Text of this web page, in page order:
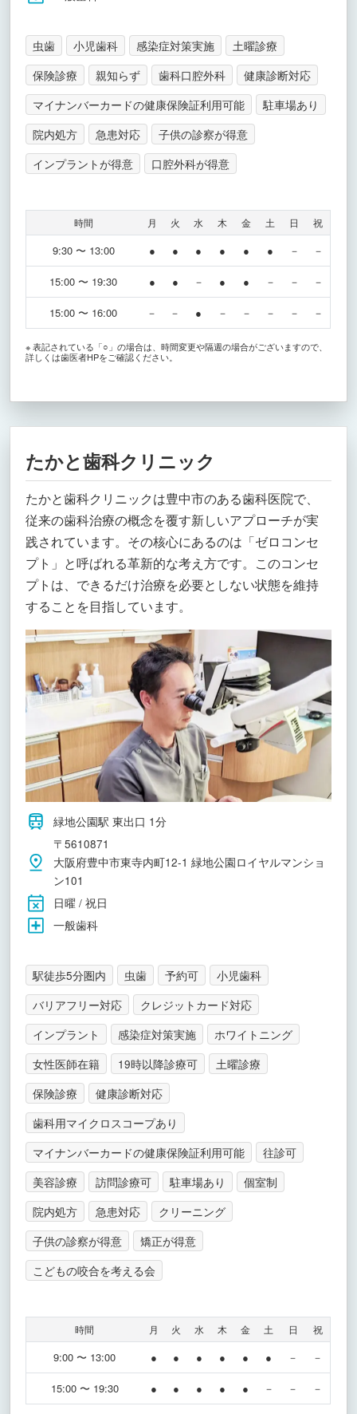
虫歯 小児歯科 感染症対策実施
土曜診療
保険診療
親知らず 歯科口腔外科
健康診断対応
マイナンバーカードの健康保険証利用可能
駐車場あり
院内処方
急患対応
子供の診察が得意
インプラントが得意
口腔外科が得意
時間 月 火 水 木 金 土 日 祝
9:30 〜 13:00 ● ● ● ● ● ● － －
15:00 〜 19:30 ● ● － ● ● － － －
15:00 〜 16:00 － － ● － － － － －
※ 表記されている「○」の場合は、時間変更や隔週の場合がございますので、
詳しくは歯医者HPをご確認ください。
たかと歯科クリニック
たかと歯科クリニックは豊中市のある歯科医院で、
従来の歯科治療の概念を覆す新しいアプローチが実
践されています。その核心にあるのは「ゼロコンセ
プト」と呼ばれる革新的な考え方です。このコンセ
プトは、できるだけ治療を必要としない状態を維持
することを目指しています。
緑地公園駅 東出口 1分
〒5610871
大阪府豊中市東寺内町12-1 緑地公園ロイヤルマンショ
ン101
日曜 / 祝日
一般歯科
駅徒歩5分圏内 虫歯 予約可
小児歯科
バリアフリー対応
クレジットカード対応
インプラント
感染症対策実施
ホワイトニング
女性医師在籍
19時以降診療可
土曜診療
保険診療
健康診断対応
歯科用マイクロスコープあり
マイナンバーカードの健康保険証利用可能
往診可
美容診療
訪問診療可 駐車場あり
個室制
院内処方
急患対応
クリーニング
子供の診察が得意
矯正が得意
こどもの咬合を考える会
時間 月 火 水 木 金 土 日 祝
9:00 〜 13:00 ● ● ● ● ● ● － －
15:00 〜 19:30 ● ● ● ● ● － － －